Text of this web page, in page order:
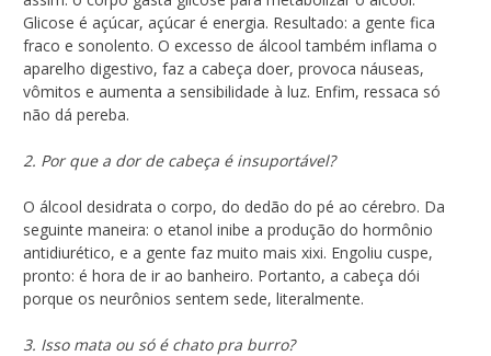
Glicose é açúcar, açúcar é energia. Resultado: a gente fica
fraco e sonolento. O excesso de álcool também inflama o
aparelho digestivo, faz a cabeça doer, provoca náuseas,
vômitos e aumenta a sensibilidade à luz. Enfim, ressaca só
não dá pereba.
2. Por que a dor de cabeça é insuportável?
O álcool desidrata o corpo, do dedão do pé ao cérebro. Da
seguinte maneira: o etanol inibe a produção do hormônio
antidiurético, e a gente faz muito mais xixi. Engoliu cuspe,
pronto: é hora de ir ao banheiro. Portanto, a cabeça dói
porque os neurônios sentem sede, literalmente.
3. Isso mata ou só é chato pra burro?